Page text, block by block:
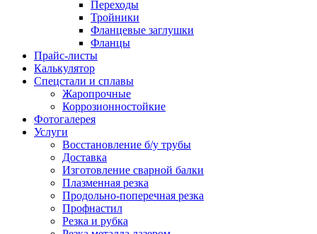
Переходы
Тройники
Фланцевые заглушки
Фланцы
Прайс-листы
Калькулятор
Спецстали и сплавы
Жаропрочные
Коррозионностойкие
Фотогалерея
Услуги
Восстановление б/у трубы
Доставка
Изготовление сварной балки
Плазменная резка
Продольно-поперечная резка
Профнастил
Резка и рубка